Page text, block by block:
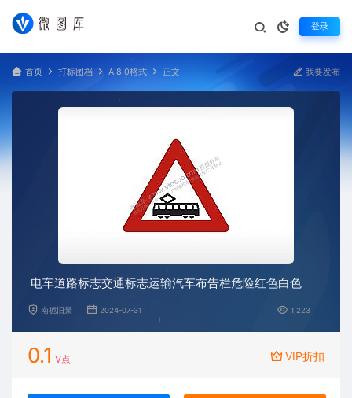
登录
首页 打标图档 AI8.0格式 正文 我要发布
电车道路标志交通标志运输汽车布告栏危险红色白色
南栀旧景 2024-07-31 1,223
0.1 V点 VIP折扣